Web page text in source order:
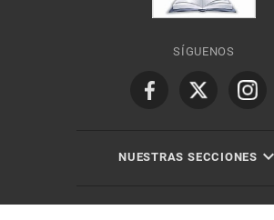
SÍGUENOS
NUESTRAS SECCIONES